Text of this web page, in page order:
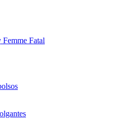
Fatal